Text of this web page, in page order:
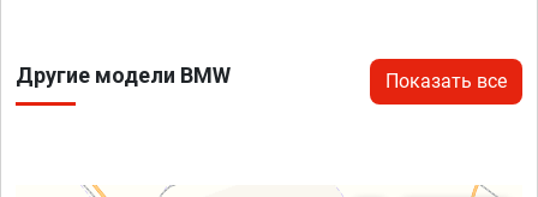
Другие модели BMW Показать все